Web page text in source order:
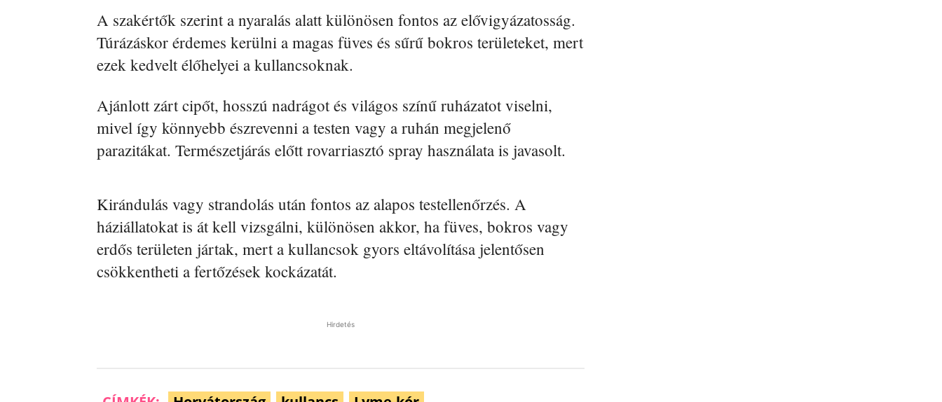
A szakértők szerint a nyaralás alatt különösen fontos az elővigyázatosság.
Túrázáskor érdemes kerülni a magas füves és sűrű bokros területeket, mert
ezek kedvelt élőhelyei a kullancsoknak.
Ajánlott zárt cipőt, hosszú nadrágot és világos színű ruházatot viselni,
mivel így könnyebb észrevenni a testen vagy a ruhán megjelenő
parazitákat. Természetjárás előtt rovarriasztó spray használata is javasolt.
Kirándulás vagy strandolás után fontos az alapos testellenőrzés. A
háziállatokat is át kell vizsgálni, különösen akkor, ha füves, bokros vagy
erdős területen jártak, mert a kullancsok gyors eltávolítása jelentősen
csökkentheti a fertőzések kockázatát.
Hirdetés